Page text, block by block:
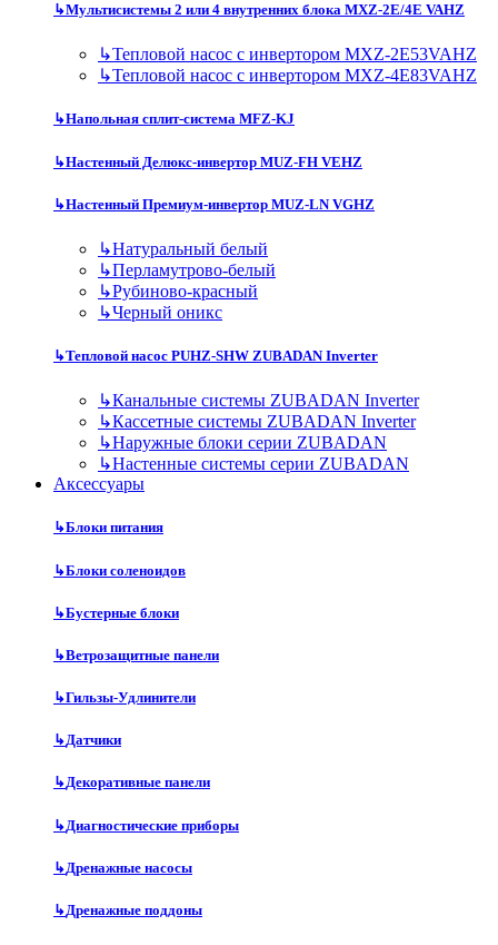
↳Мультисистемы 2 или 4 внутренних блока MXZ-2E/4E VAHZ
↳Тепловой насос с инвертором MXZ-2E53VAHZ
↳Тепловой насос с инвертором MXZ-4E83VAHZ
↳Напольная сплит-система MFZ-KJ
↳Настенный Делюкс-инвертор MUZ-FH VEHZ
↳Настенный Премиум-инвертор MUZ-LN VGHZ
↳Натуральный белый
↳Перламутрово-белый
↳Рубиново-красный
↳Черный оникс
↳Тепловой насос PUHZ-SHW ZUBADAN Inverter
↳Канальные системы ZUBADAN Inverter
↳Кассетные системы ZUBADAN Inverter
↳Наружные блоки серии ZUBADAN
↳Настенные системы серии ZUBADAN
Аксесcуары
↳Блоки питания
↳Блоки соленоидов
↳Бустерные блоки
↳Ветрозащитные панели
↳Гильзы-Удлинители
↳Датчики
↳Декоративные панели
↳Диагностические приборы
↳Дренажные насосы
↳Дренажные поддоны